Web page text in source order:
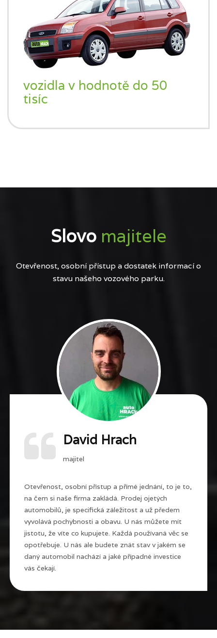
vozidla v hodnotě do 50
tisíc
Slovo majitele
Otevřenost, osobní přístup a dostatek informací o
stavu našeho vozového parku.
David Hrach
majitel
Otevřenost, osobní přístup a přímé jednání, to je to,
na čem si naše firma zakládá. Prodej ojetých
automobilů, je specifická záležitost a už předem
vyvolává pochybnosti a obavu. U nás můžete mít
jistotu, že víte co kupujete. Každá používaná věc se
opotřebuje. U nás ale budete znát stav v jakém se
daný automobil nachází a jaké případné investice
vás čekají.